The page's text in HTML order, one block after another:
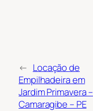
← Locação de
Empilhadeira em
Jardim Primavera –
Camaragibe – PE